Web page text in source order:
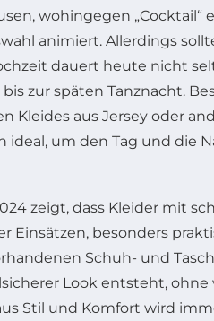
wohingegen „Cocktail“
animiert. Allerdings
dauert heute nicht
zur späten Tanznacht.
Kleides aus Jersey oder
ideal, um den Tag und die
zeigt, dass Kleider mit
Einsätzen, besonders
Schuh- und
Look entsteht, ohne
Stil und Komfort wird